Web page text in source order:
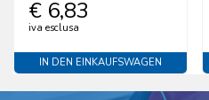
€ 6,83
iva esclusa
IN DEN EINKAUFSWAGEN